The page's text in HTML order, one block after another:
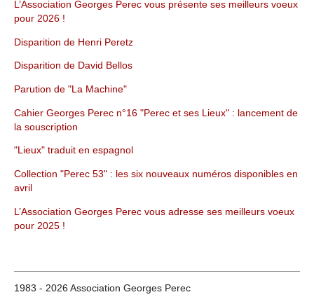
L’Association Georges Perec vous présente ses meilleurs voeux
pour 2026 !
Disparition de Henri Peretz
Disparition de David Bellos
Parution de "La Machine"
Cahier Georges Perec n°16 "Perec et ses Lieux" : lancement de
la souscription
"Lieux" traduit en espagnol
Collection "Perec 53" : les six nouveaux numéros disponibles en
avril
L’Association Georges Perec vous adresse ses meilleurs voeux
pour 2025 !
1983 - 2026 Association Georges Perec